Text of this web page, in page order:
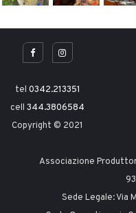
tel 0342.213351
cell 344.3806584
Copyright © 2021
Associazione
Sede Legale: Via